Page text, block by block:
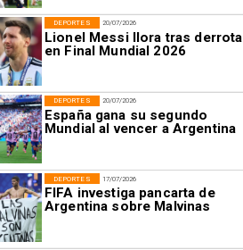
20/07/2026
Lionel Messi llora tras derrota
en Final Mundial 2026
DEPORTES
20/07/2026
España gana su segundo
Mundial al vencer a Argentina
DEPORTES
17/07/2026
FIFA investiga pancarta de
Argentina sobre Malvinas
DEPORTES